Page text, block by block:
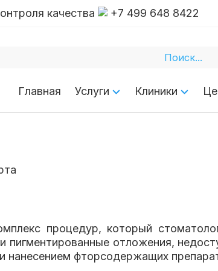
качества +7 499 648 8422
Главная Услуги Клиники
процедур, который
пигментированные отложения,
нанесением фторсодержащих